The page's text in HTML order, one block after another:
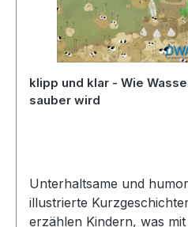
klipp und klar - Wie
sauber wird
Unterhaltsame und
illustrierte
erzählen Kindern, was